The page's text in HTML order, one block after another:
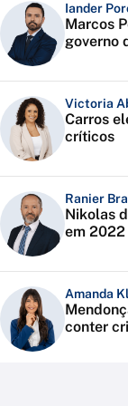
Iander
Marcos
governo
Victoria
Carros
críticos
Ranier
Nikolas
em 2022
Amanda
conter